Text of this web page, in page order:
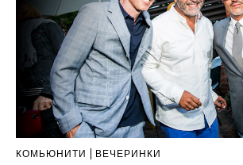
КОМЬЮНИТИ ВЕЧЕРИНКИ